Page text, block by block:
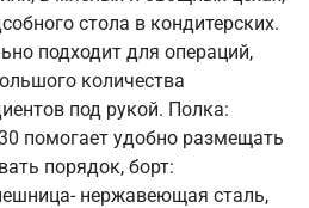
стола в кондитерских.
подходит для операций,
количества
под рукой. Полка:
помогает удобно размещать
порядок, борт:
нержавеющая сталь,